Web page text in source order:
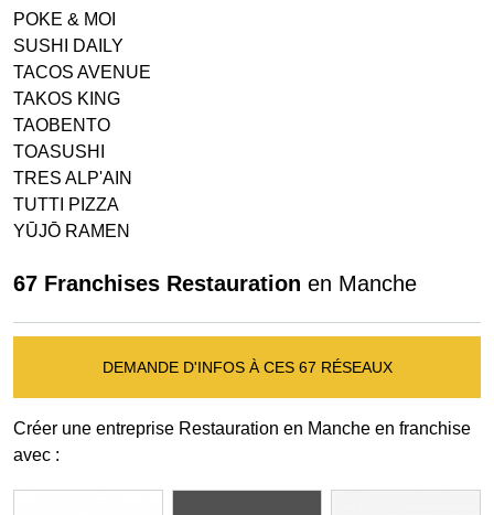
POKE & MOI
SUSHI DAILY
TACOS AVENUE
TAKOS KING
TAOBENTO
TOASUSHI
TRES ALP'AIN
TUTTI PIZZA
YŪJŌ RAMEN
67 Franchises Restauration en Manche
DEMANDE D'INFOS À CES 67 RÉSEAUX
Créer une entreprise Restauration en Manche en franchise
avec :